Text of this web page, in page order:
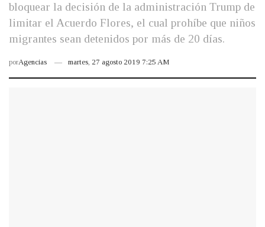
bloquear la decisión de la administración Trump de
limitar el Acuerdo Flores, el cual prohíbe que niños
migrantes sean detenidos por más de 20 días.
porAgencias martes, 27 agosto 2019 7:25 AM